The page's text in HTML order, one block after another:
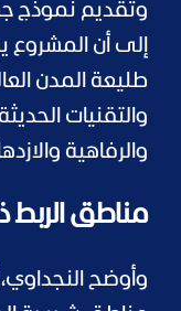
وتقديم نموذج
إلى أن
طليعة المدن
والتقنيات
والرفاهية
مناطق الربط
وأوضح